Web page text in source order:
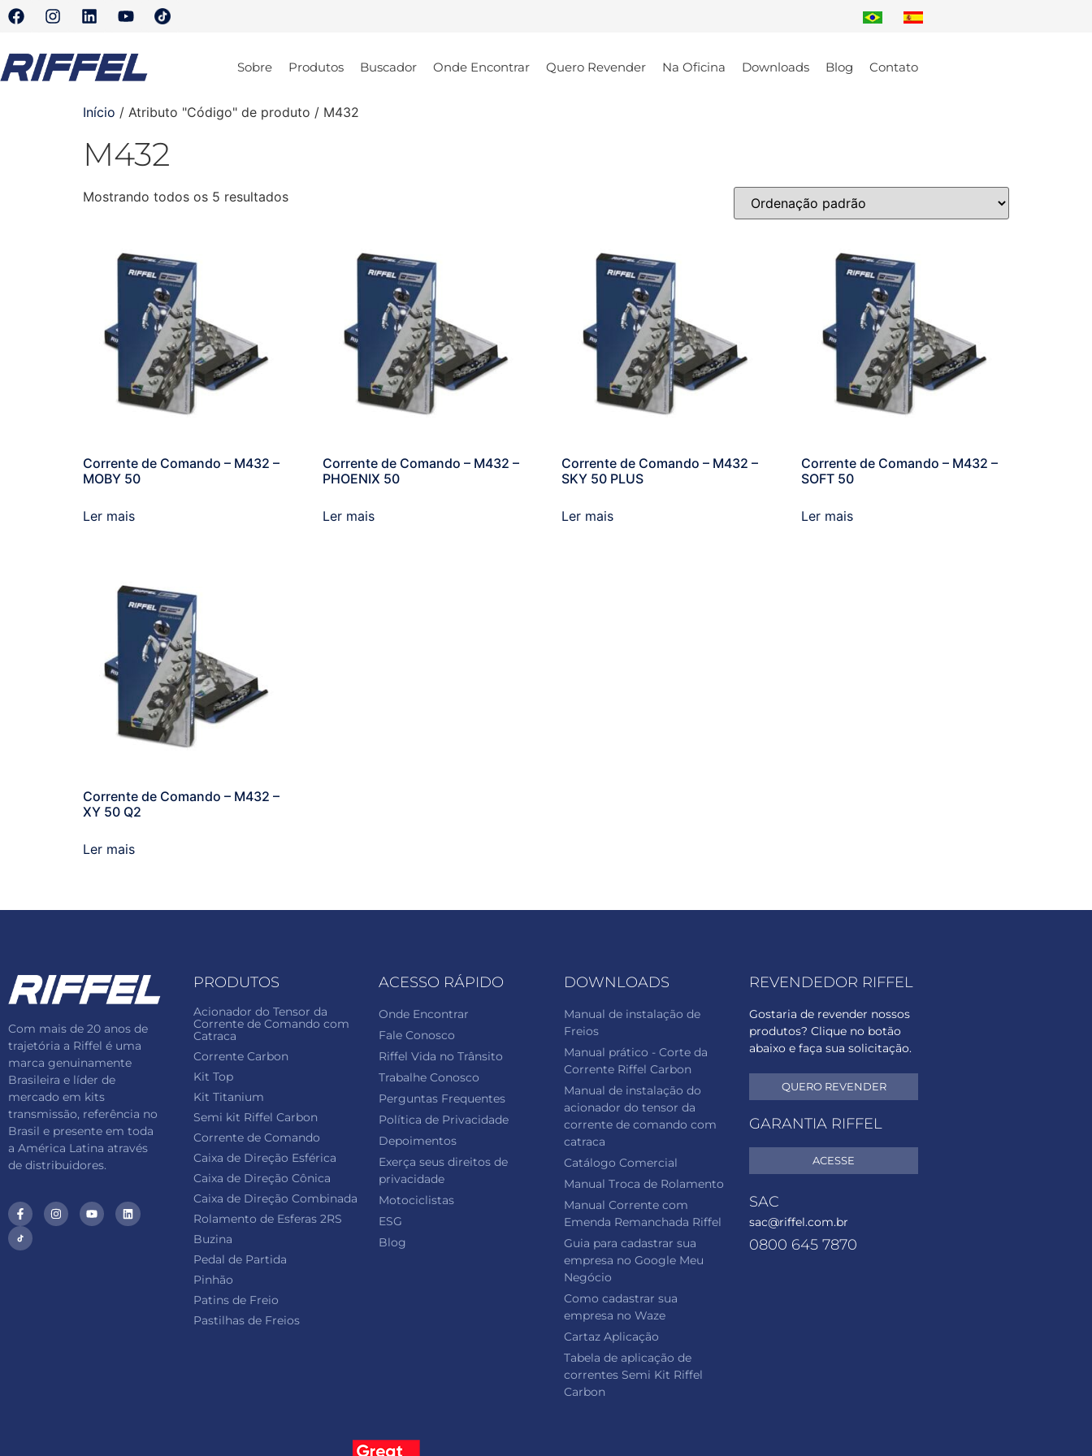
Sobre Produtos Buscador Onde Encontrar Quero Revender Na Oficina Downloads Blog Contato
Início / Atributo "Código" de produto / M432
M432
Mostrando todos os 5 resultados
Corrente de Comando – M432 –
MOBY 50
Ler mais
Corrente de Comando – M432 –
PHOENIX 50
Ler mais
Corrente de Comando – M432 –
SKY 50 PLUS
Ler mais
Corrente de Comando – M432 –
SOFT 50
Ler mais
Corrente de Comando – M432 –
XY 50 Q2
Ler mais
Com mais de 20 anos de
trajetória a Riffel é uma
marca genuinamente
Brasileira e líder de
mercado em kits
transmissão, referência no
Brasil e presente em toda
a América Latina através
de distribuidores.
PRODUTOS
Acionador do Tensor da
Corrente de Comando com
Catraca
Corrente Carbon
Kit Top
Kit Titanium
Semi kit Riffel Carbon
Corrente de Comando
Caixa de Direção Esférica
Caixa de Direção Cônica
Caixa de Direção Combinada
Rolamento de Esferas 2RS
Buzina
Pedal de Partida
Pinhão
Patins de Freio
Pastilhas de Freios
ACESSO RÁPIDO
Onde Encontrar
Fale Conosco
Riffel Vida no Trânsito
Trabalhe Conosco
Perguntas Frequentes
Política de Privacidade
Depoimentos
Exerça seus direitos de
privacidade
Motociclistas
ESG
Blog
DOWNLOADS
Manual de instalação de
Freios
Manual prático - Corte da
Corrente Riffel Carbon
Manual de instalação do
acionador do tensor da
corrente de comando com
catraca
Catálogo Comercial
Manual Troca de Rolamento
Manual Corrente com
Emenda Remanchada Riffel
Guia para cadastrar sua
empresa no Google Meu
Negócio
Como cadastrar sua
empresa no Waze
Cartaz Aplicação
Tabela de aplicação de
correntes Semi Kit Riffel
Carbon
REVENDEDOR RIFFEL
Gostaria de revender nossos
produtos? Clique no botão
abaixo e faça sua solicitação.
QUERO REVENDER
GARANTIA RIFFEL
ACESSE
SAC
sac@riffel.com.br
0800 645 7870